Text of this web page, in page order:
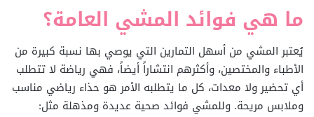
ما هي فوائد المشي العامة؟
يُعتبر المشي من أسهل التمارين التي يوصي بها نسبة كبيرة من
الأطباء والمختصين، وأكثرهم انتشاراً أيضاً، فهي رياضة لا تتطلب
أي تحضير ولا معدات، كل ما يتطلبه الأمر هو حذاء رياضي مناسب
وملابس مريحة. وللمشي فوائد صحية عديدة ومذهلة مثل: